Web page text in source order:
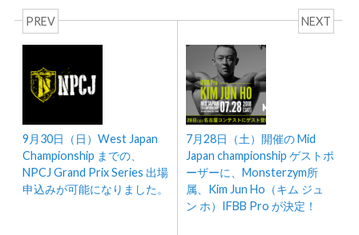
PREV
9月30日（日）West Japan
Championship までの、
NPCJ Grand Prix Series 出場
申込みが可能になりました。
NEXT
7月28日（土）開催の Mid
Japan championship ゲストポ
ーザーに、Monsterzym所
属、Kim Jun Ho（キム ジュ
ン ホ）IFBB Pro が決定！